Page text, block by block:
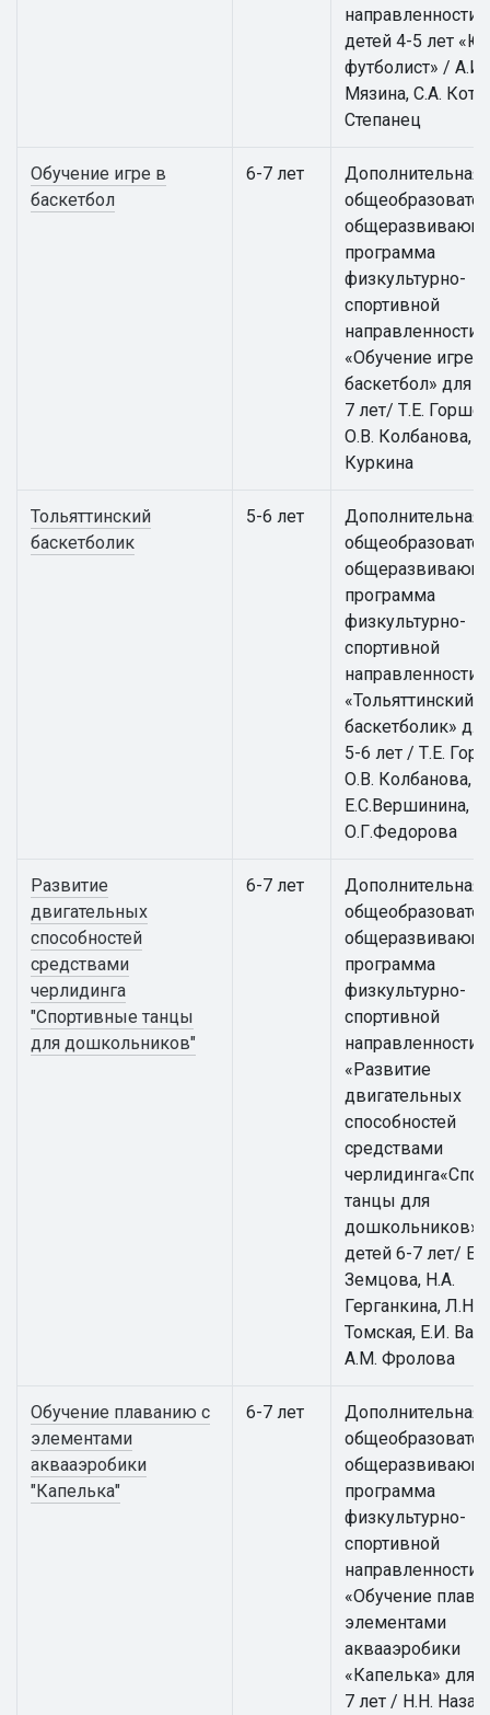
направленности
детей 4-5 лет
футболист» / А.И.
Мязина, С.А.
Степанец
Обучение игре в
баскетбол
6-7 лет
Дополнительная
программа
физкультурно-
спортивной
направленности
«Обучение игре в
баскетбол» для
7 лет/ Т.Е.
О.В. Колбанова,
Куркина
Тольяттинский
баскетболик
5-6 лет
Дополнительная
программа
физкультурно-
спортивной
направленности
«Тольяттинский
баскетболик»
5-6 лет / Т.Е.
О.В. Колбанова,
Е.С.Вершинина,
О.Г.Федорова
Развитие
двигательных
способностей
средствами
черлидинга
"Спортивные танцы
для дошкольников"
6-7 лет
Дополнительная
программа
физкультурно-
спортивной
направленности
«Развитие
двигательных
способностей
средствами
танцы для
дошкольников»
детей 6-7 лет/
Земцова, Н.А.
Герганкина, Л.Н.
Томская, Е.И.
А.М. Фролова
Обучение плаванию с
элементами
аквааэробики
"Капелька"
6-7 лет
Дополнительная
программа
физкультурно-
спортивной
направленности
«Обучение
элементами
аквааэробики
«Капелька» для
7 лет / Н.Н.